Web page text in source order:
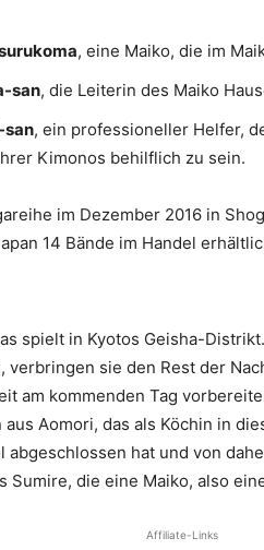
, eine Maiko, die im
san, die Leiterin des Maiko
san, ein professioneller Helfer,
Kimonos behilflich zu sein.
im Dezember 2016 in
14 Bände im Handel
spielt in Kyotos Geisha-
verbringen sie den Rest der
am kommenden Tag
Aomori, das als Köchin in
abgeschlossen hat und von
Sumire, die eine Maiko, also
Affiliate-Links